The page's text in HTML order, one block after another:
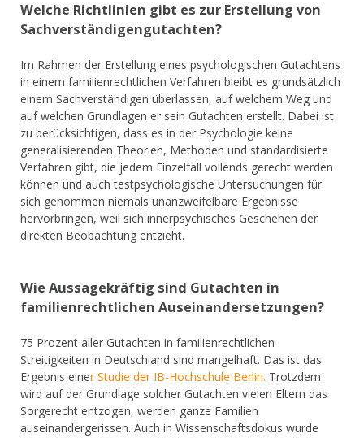
Welche Richtlinien gibt es zur Erstellung von
Sachverständigengutachten?
Im Rahmen der Erstellung eines psychologischen Gutachtens
in einem familienrechtlichen Verfahren bleibt es grundsätzlich
einem Sachverständigen überlassen, auf welchem Weg und
auf welchen Grundlagen er sein Gutachten erstellt. Dabei ist
zu berücksichtigen, dass es in der Psychologie keine
generalisierenden Theorien, Methoden und standardisierte
Verfahren gibt, die jedem Einzelfall vollends gerecht werden
können und auch testpsychologische Untersuchungen für
sich genommen niemals unanzweifelbare Ergebnisse
hervorbringen, weil sich innerpsychisches Geschehen der
direkten Beobachtung entzieht.
Wie Aussagekräftig sind Gutachten in
familienrechtlichen Auseinandersetzungen?
75 Prozent aller Gutachten in familienrechtlichen
Streitigkeiten in Deutschland sind mangelhaft. Das ist das
Ergebnis einer Studie der IB-Hochschule Berlin. Trotzdem
wird auf der Grundlage solcher Gutachten vielen Eltern das
Sorgerecht entzogen, werden ganze Familien
auseinandergerissen. Auch in Wissenschaftsdokus wurde